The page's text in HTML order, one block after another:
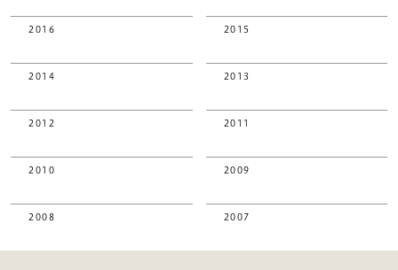
2016 2015
2014 2013
2012 2011
2010 2009
2008 2007